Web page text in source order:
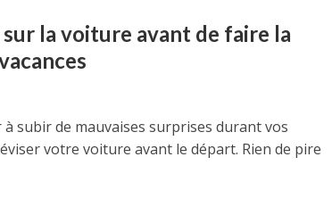
la voiture avant de faire la
subir de mauvaises surprises durant vos
votre voiture avant le départ. Rien de pire